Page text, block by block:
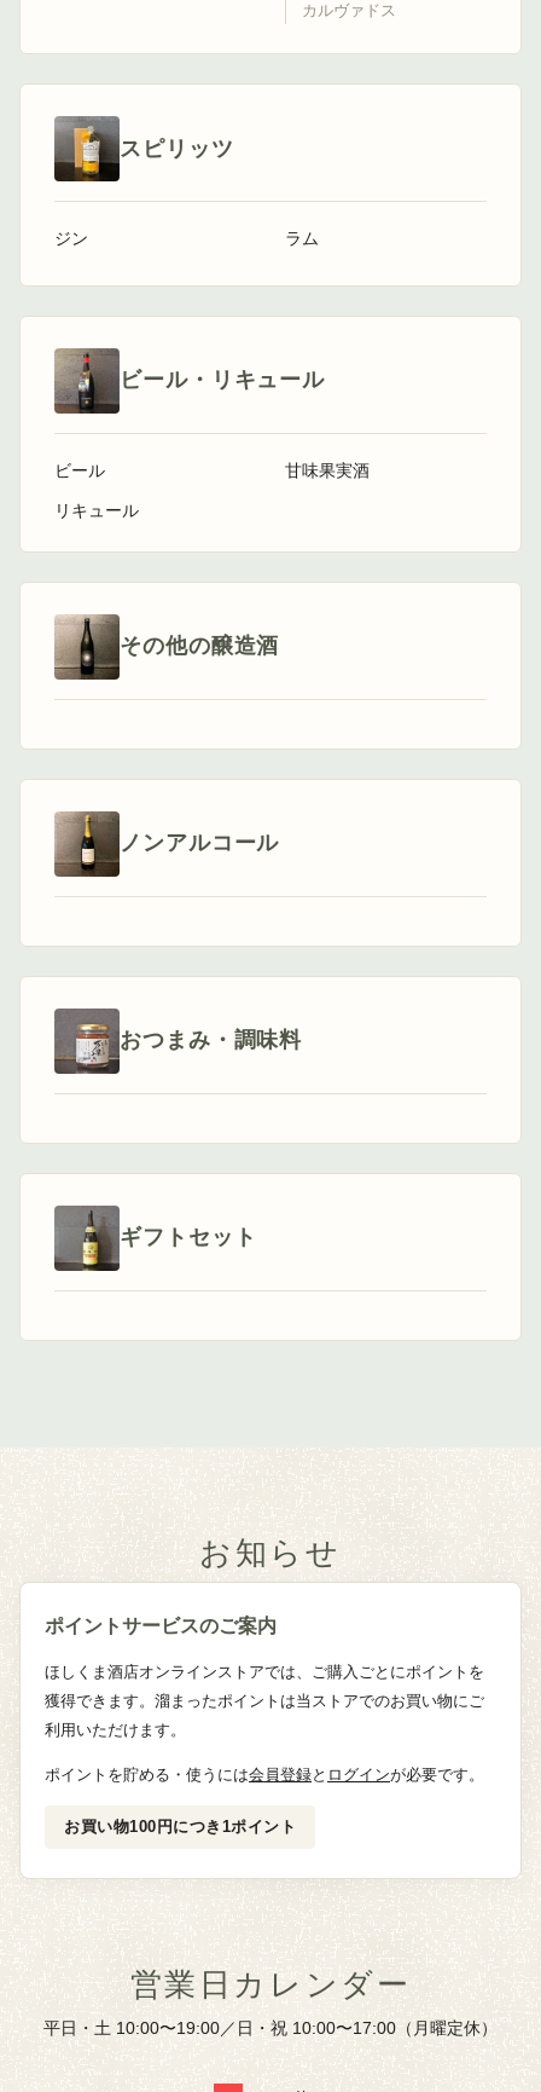
カルヴァドス
スピリッツ
ジン ラム
ビール・リキュール
ビール
リキュール
甘味果実酒
その他の醸造酒
ノンアルコール
おつまみ・調味料
ギフトセット
お知らせ
ポイントサービスのご案内
ほしくま酒店オンラインストアでは、ご購入ごとにポイントを
獲得できます。溜まったポイントは当ストアでのお買い物にご
利用いただけます。
ポイントを貯める・使うには会員登録と ログインが必要です。
お買い物100円につき1ポイント
営業日カレンダー
平日・土 10:00〜19:00／日・祝 10:00〜17:00（月曜定休）